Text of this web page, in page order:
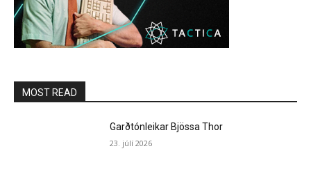
MOST READ
Garðtónleikar Bjössa Thor
23. júlí 2026